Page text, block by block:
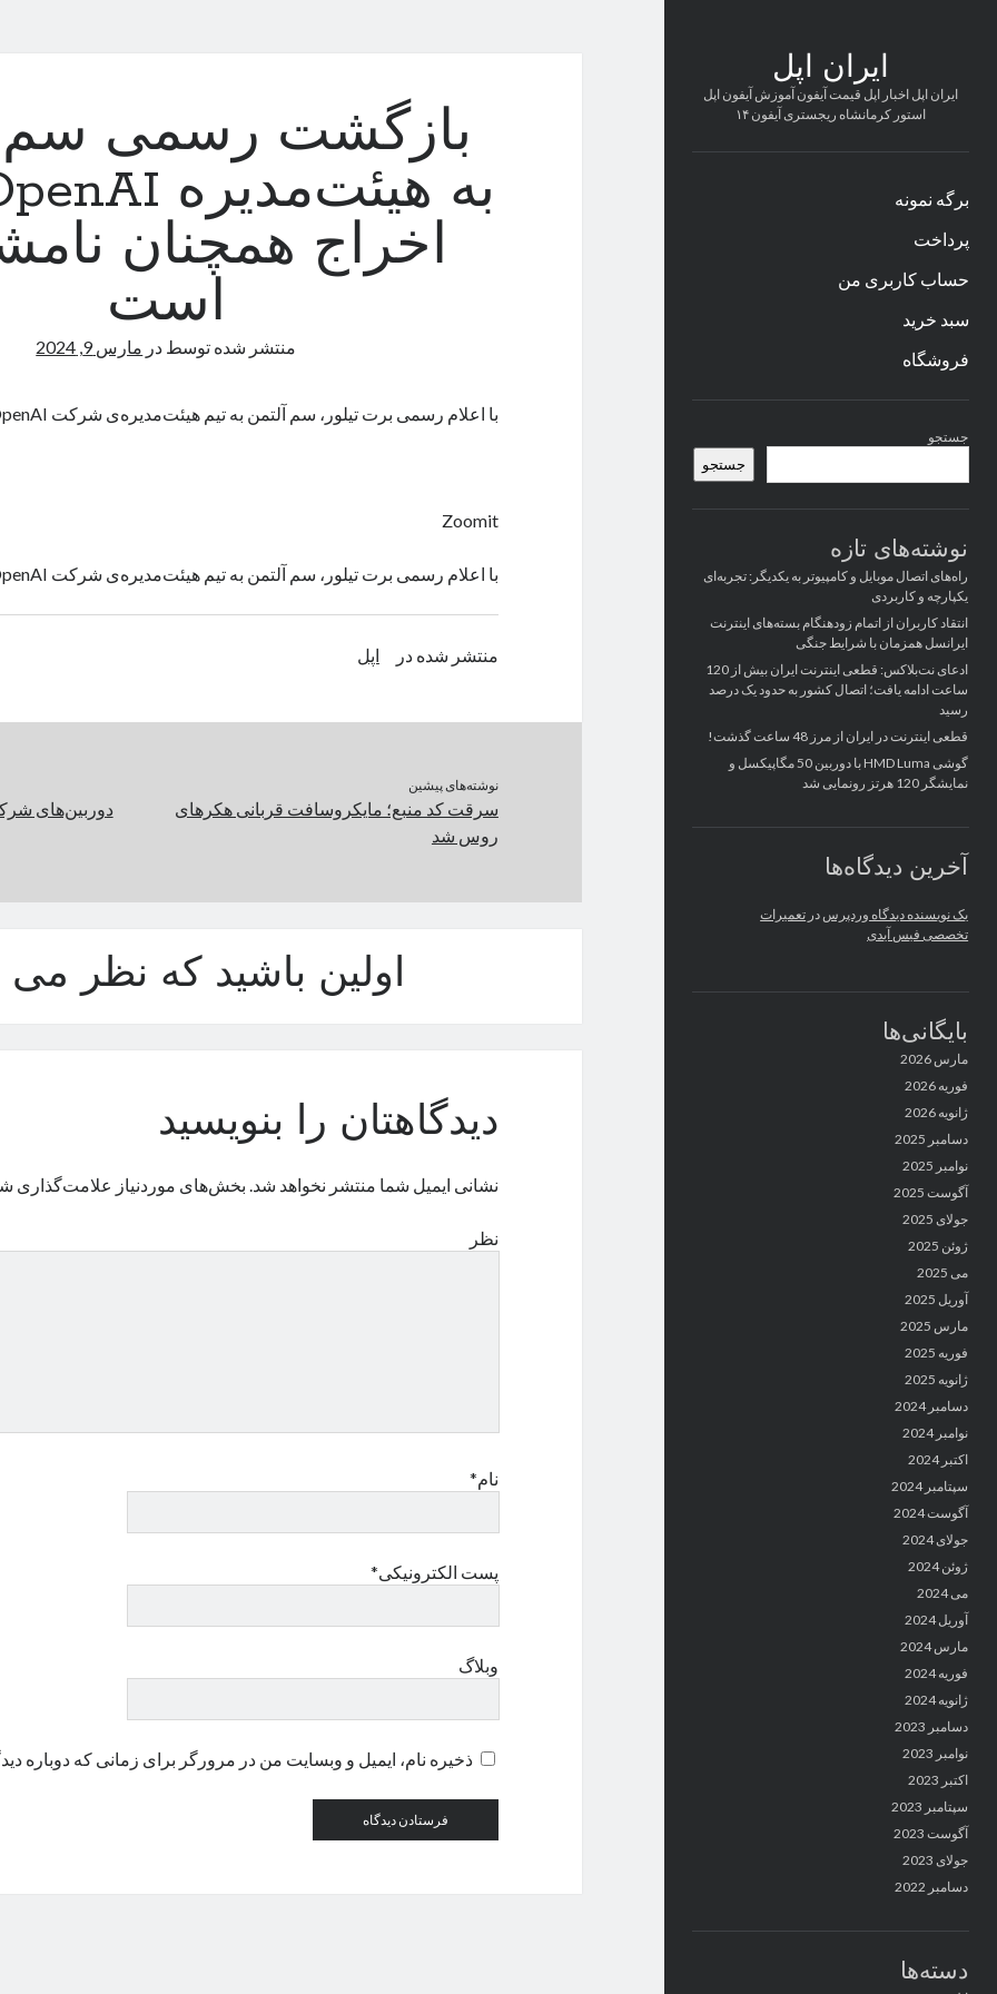
ایران اپل
ایران اپل اخبار اپل قیمت آیفون آموزش آیفون اپل
استور کرمانشاه ریجستری آیفون ۱۴
برگه نمونه
پرداخت
حساب کاربری من
سبد خرید
فروشگاه
کناری
جستجو
جستجو
نوشته‌های تازه
راه‌های اتصال موبایل و کامپیوتر به یکدیگر: تجربه‌ای
یکپارچه و کاربردی
انتقاد کاربران از اتمام زودهنگام بسته‌های اینترنت
ایرانسل همزمان با شرایط جنگی
ادعای نت‌بلاکس: قطعی اینترنت ایران بیش از 120
ساعت ادامه یافت؛ اتصال کشور به حدود یک درصد
رسید
قطعی اینترنت در ایران از مرز 48 ساعت گذشت!
گوشی HMD Luma با دوربین 50 مگاپیکسل و
نمایشگر 120 هرتز رونمایی شد
آخرین دیدگاه‌ها
یک نویسنده دیدگاه وردپرس در تعمیرات
تخصصی فیس آیدی
بایگانی‌ها
مارس 2026
فوریه 2026
ژانویه 2026
دسامبر 2025
نوامبر 2025
آگوست 2025
جولای 2025
ژوئن 2025
می 2025
آوریل 2025
مارس 2025
فوریه 2025
ژانویه 2025
دسامبر 2024
نوامبر 2024
اکتبر 2024
سپتامبر 2024
آگوست 2024
جولای 2024
ژوئن 2024
می 2024
آوریل 2024
مارس 2024
فوریه 2024
ژانویه 2024
دسامبر 2023
نوامبر 2023
اکتبر 2023
سپتامبر 2023
آگوست 2023
جولای 2023
دسامبر 2022
دسته‌ها
بازگشت رسمی سم
اخراج همچنان
است
منتشر شده توسط در مارس 9, 2024
با اعلام رسمی برت تیلور، سم آلتمن به تیم هیئت‌مدیره‌ی شرکت OpenAI برمی‌گردد.
Zoomit
با اعلام رسمی برت تیلور، سم آلتمن به تیم هیئت‌مدیره‌ی شرکت OpenAI برمی‌گردد.
منتشر شده در اپل
نوشته‌های پیشین
سرقت کد منبع؛ مایکروسافت قربانی هکرهای
روس شد
دوربین‌های
اولین باشید که نظر می
دیدگاهتان را بنویسید
نشانی ایمیل شما منتشر نخواهد شد. بخش‌های موردنیاز علامت‌گذاری
نظر
نام*
پست الکترونیکی*
وبلاگ
ذخیره نام، ایمیل و وبسایت من در مرورگر برای زمانی که دوباره